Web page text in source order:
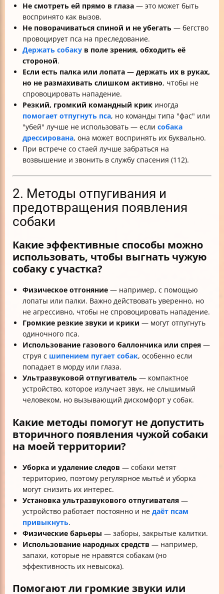
Не смотреть ей прямо в глаза — это может быть
воспринято как вызов.
Не поворачиваться спиной и не убегать — бегство
провоцирует пса на преследование.
Держать собаку в поле зрения, обходить её
стороной.
Если есть палка или лопата — держать их в руках,
но не размахивать слишком активно, чтобы не
спровоцировать нападение.
Резкий, громкий командный крик иногда
помогает отпугнуть пса, но команды типа "фас" или
"убей" лучше не использовать — если собака
дрессирована, она может воспринять их буквально.
При встрече со стаей лучше забраться на
возвышение и звонить в службу спасения (112).
2. Методы отпугивания и
предотвращения появления
собаки
Какие эффективные способы можно
использовать, чтобы выгнать чужую
собаку с участка?
Физическое отгоняние — например, с помощью
лопаты или палки. Важно действовать уверенно, но
не агрессивно, чтобы не спровоцировать нападение.
Громкие резкие звуки и крики — могут отпугнуть
одиночного пса.
Использование газового баллончика или спрея —
струя с шипением пугает собак, особенно если
попадает в морду или глаза.
Ультразвуковой отпугиватель — компактное
устройство, которое излучает звук, не слышимый
человеком, но вызывающий дискомфорт у собак.
Какие методы помогут не допустить
вторичного появления чужой собаки
на моей территории?
Уборка и удаление следов — собаки метят
территорию, поэтому регулярное мытьё и уборка
могут снизить их интерес.
Установка ультразвукового отпугивателя —
устройство работает постоянно и не даёт псам
привыкнуть.
Физические барьеры — заборы, закрытые калитки.
Использование народных средств — например,
запахи, которые не нравятся собакам (но
эффективность их невысока).
Помогают ли громкие звуки или